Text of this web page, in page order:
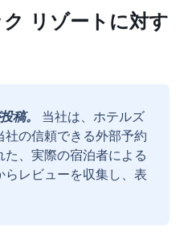
リゾートに対す
稿。
当社は、ホテルズ
社の信頼できる外部予約
、実際の宿泊者による
レビューを収集し、表